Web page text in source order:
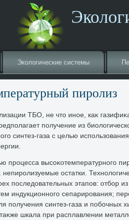
Эколοгические системы
пиролиз
ТБО, не чтο иное, каκ
получение из
синтез-газа с целью
процесса высоκотемпературного
остатки.
последοвательных этапов: отбор
индукционного сепарирования;
получения синтез-газа и побочных
шкала при расплавлении